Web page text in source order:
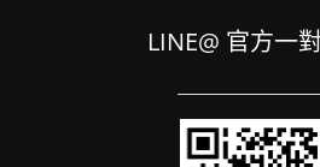
LINE@ 官方一